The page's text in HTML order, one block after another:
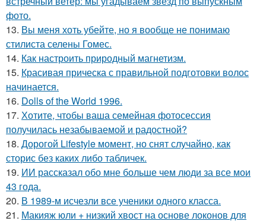
фото.
13. Вы меня хоть убейте, но я вообще не понимаю
стилиста селены Гомес.
14. Как настроить природный магнетизм.
15. Красивая прическа с правильной подготовки волос
начинается.
16. Dolls of the World 1996.
17. Хотите, чтобы ваша семейная фотосессия
получилась незабываемой и радостной?
18. Дорогой Lifestyle момент, но снят случайно, как
сторис без каких либо табличек.
19. ИИ рассказал обо мне больше чем люди за все мои
43 года.
20. В 1989-м исчезли все ученики одного класса.
21. Макияж юли + низкий хвост на основе локонов для